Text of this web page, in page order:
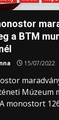
a BTM
15/07/2022
Múzeum
monostort